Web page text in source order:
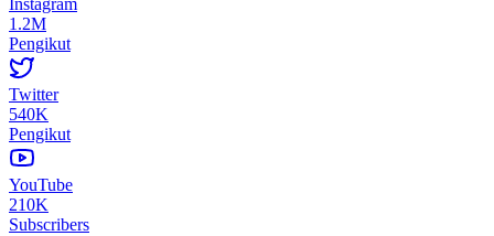
Instagram
1.2M
Pengikut
Twitter
540K
Pengikut
YouTube
210K
Subscribers